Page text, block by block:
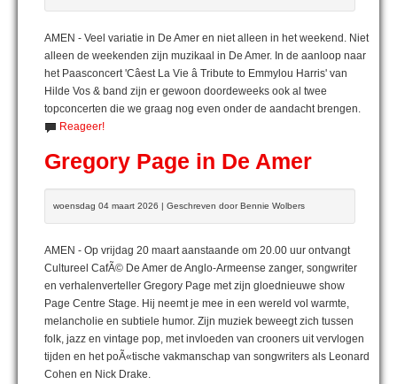
AMEN - Veel variatie in De Amer en niet alleen in het weekend. Niet
alleen de weekenden zijn muzikaal in De Amer. In de aanloop naar
het Paasconcert 'Câest La Vie â Tribute to Emmylou Harris' van
Hilde Vos & band zijn er gewoon doordeweeks ook al twee
topconcerten die we graag nog even onder de aandacht brengen.
Reageer!
Gregory Page in De Amer
woensdag 04 maart 2026 | Geschreven door Bennie Wolbers
AMEN - Op vrijdag 20 maart aanstaande om 20.00 uur ontvangt
Cultureel CafÃ© De Amer de Anglo-Armeense zanger, songwriter
en verhalenverteller Gregory Page met zijn gloednieuwe show
Page Centre Stage. Hij neemt je mee in een wereld vol warmte,
melancholie en subtiele humor. Zijn muziek beweegt zich tussen
folk, jazz en vintage pop, met invloeden van crooners uit vervlogen
tijden en het poÃ«tische vakmanschap van songwriters als Leonard
Cohen en Nick Drake.